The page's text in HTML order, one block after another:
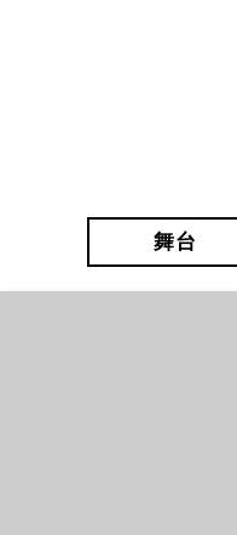
舞台